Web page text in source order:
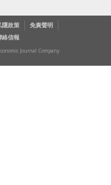
隱政策
免責聲明
絡信報
Journal Company